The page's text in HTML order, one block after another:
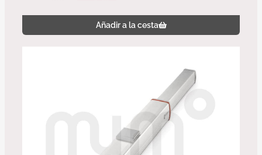
Añadir a la cesta